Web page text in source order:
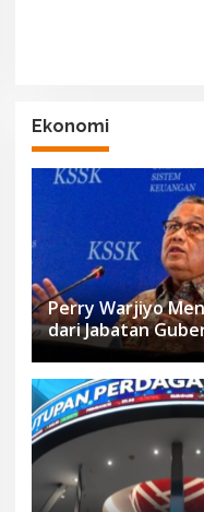
Ekonomi
Perry Warjiyo
dari Jabatan
Damayanti Jadi